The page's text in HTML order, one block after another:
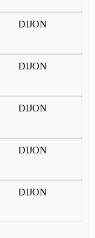
DIJON
DIJON
DIJON
DIJON
DIJON